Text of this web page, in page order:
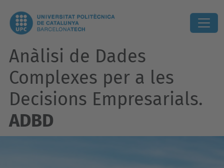
Anàlisi de Dades
Complexes per a les
Decisions Empresarials.
ADBD